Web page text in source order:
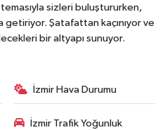
sizleri buluştururken,
Şatafattan kaçınıyor ve
bir altyapı sunuyor.
İzmir Hava Durumu
İzmir Trafik Yoğunluk